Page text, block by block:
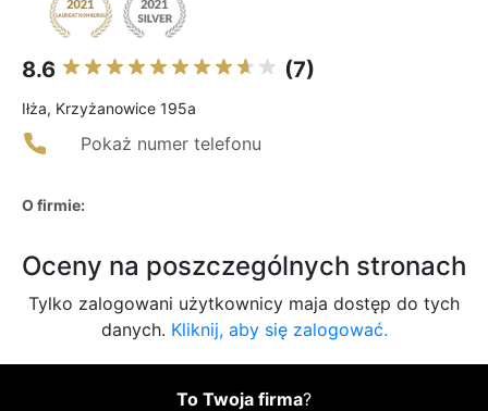
8.6 (7)
Iłża, Krzyżanowice 195a
Pokaż numer telefonu
O firmie:
Oceny na poszczególnych stronach
Tylko zalogowani użytkownicy maja dostęp do tych
danych. Kliknij, aby się zalogować.
To Twoja firma?